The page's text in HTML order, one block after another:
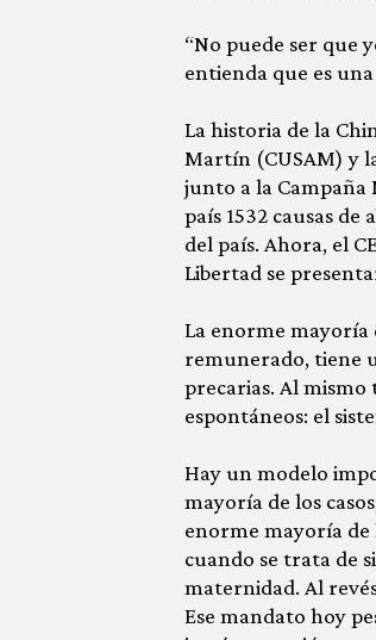
“No puede ser que
entienda que es
La historia de la
Martín (CUSAM) y
junto a la Campaña
país 1532 causas
del país. Ahora, el
Libertad se
La enorme mayoría
remunerado, tiene
precarias. Al mismo
espontáneos: el
Hay un modelo
mayoría de los
enorme mayoría de
cuando se trata de
maternidad. Al
Ese mandato hoy